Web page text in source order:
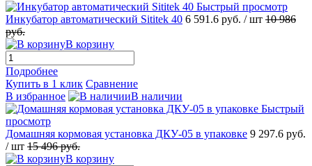
Быстрый просмотр
Инкубатор автоматический Sititek 40 6 591.6 руб. / шт 10 986
руб.
В корзину
Подробнее
Купить в 1 клик Сравнение
В избранное
В наличии
Быстрый
просмотр
Домашняя кормовая установка ДКУ-05 в упаковке 9 297.6 руб.
/ шт 15 496руб.
В корзину